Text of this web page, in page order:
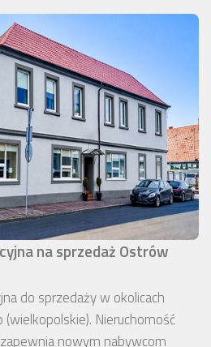
na sprzedaż Ostrów
do sprzedaży w okolicach
Nieruchomość
nowym nabywcom